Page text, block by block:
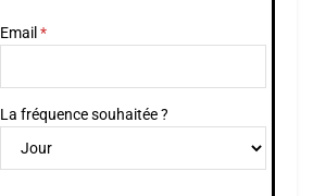
Email
La fréquence souhaitée ?